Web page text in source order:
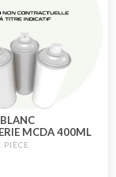
MCDA 400ML